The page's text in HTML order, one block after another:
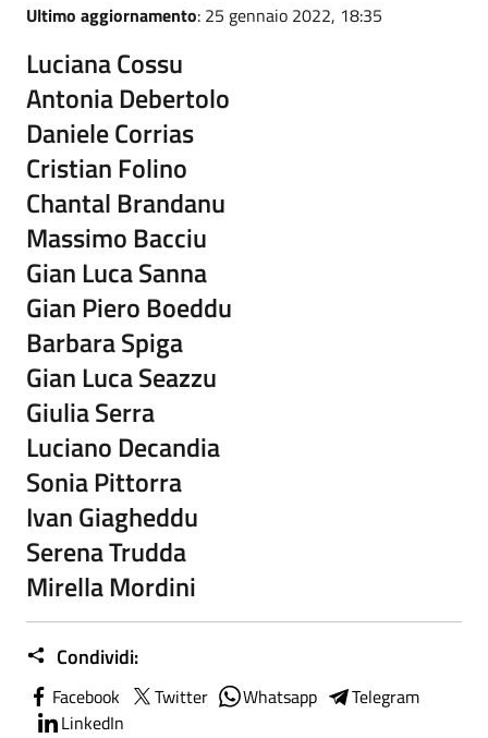
Ultimo aggiornamento: 25 gennaio 2022, 18:35
Luciana Cossu
Antonia Debertolo
Daniele Corrias
Cristian Folino
Chantal Brandanu
Massimo Bacciu
Gian Luca Sanna
Gian Piero Boeddu
Barbara Spiga
Gian Luca Seazzu
Giulia Serra
Luciano Decandia
Sonia Pittorra
Ivan Giagheddu
Serena Trudda
Mirella Mordini
Condividi:
Facebook Twitter Whatsapp
Telegram
LinkedIn